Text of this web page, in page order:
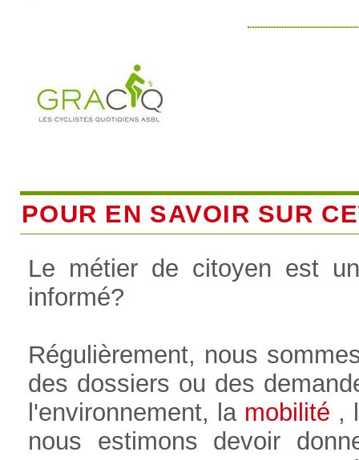
POUR EN SAVOIR SUR
Le métier de citoyen est
informé?
Régulièrement, nous
des dossiers ou des
l'environnement, la mobilité ,
nous estimons devoir